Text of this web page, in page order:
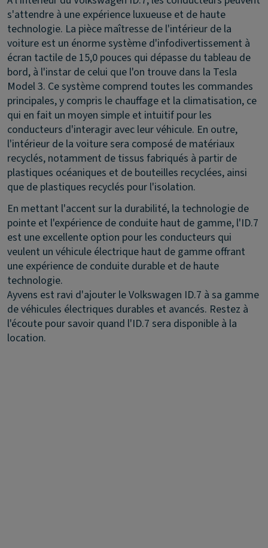
s'attendre à une expérience luxueuse et de haute
technologie. La pièce maîtresse de l'intérieur de la
voiture est un énorme système d'infodivertissement à
écran tactile de 15,0 pouces qui dépasse du tableau de
bord, à l'instar de celui que l'on trouve dans la Tesla
Model 3. Ce système comprend toutes les commandes
principales, y compris le chauffage et la climatisation, ce
qui en fait un moyen simple et intuitif pour les
conducteurs d'interagir avec leur véhicule. En outre,
l'intérieur de la voiture sera composé de matériaux
recyclés, notamment de tissus fabriqués à partir de
plastiques océaniques et de bouteilles recyclées, ainsi
que de plastiques recyclés pour l'isolation.
En mettant l'accent sur la durabilité, la technologie de
pointe et l'expérience de conduite haut de gamme, l'ID.7
est une excellente option pour les conducteurs qui
veulent un véhicule électrique haut de gamme offrant
une expérience de conduite durable et de haute
technologie.
Ayvens est ravi d'ajouter le Volkswagen ID.7 à sa gamme
de véhicules électriques durables et avancés. Restez à
l'écoute pour savoir quand l'ID.7 sera disponible à la
location.